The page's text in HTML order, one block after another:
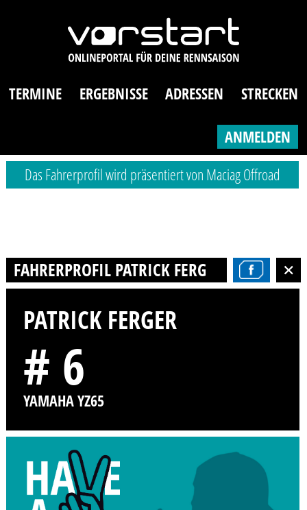
TERMINE ERGEBNISSE ADRESSEN STRECKEN
ANMELDEN
Das Fahrerprofil wird präsentiert von Maciag Offroad
FAHRERPROFIL PATRICK FERGER
PATRICK FERGER
# 6
YAMAHA YZ65